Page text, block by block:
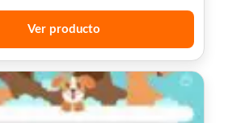
Ver producto